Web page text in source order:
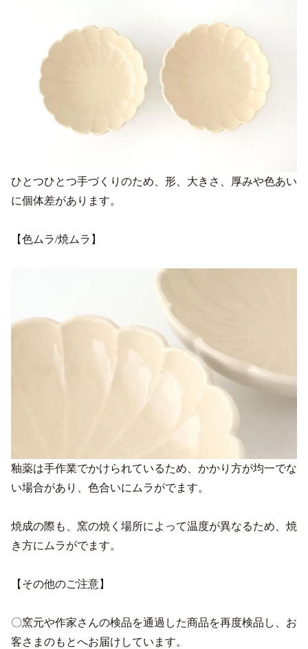
ひとつひとつ手づくりのため、形、大きさ、厚みや色あい
に個体差があります。
【色ムラ/焼ムラ】
釉薬は手作業でかけられているため、かかり方が均一でな
い場合があり、色合いにムラがでます。
焼成の際も、窯の焼く場所によって温度が異なるため、焼
き方にムラがでます。
【その他のご注意】
〇窯元や作家さんの検品を通過した商品を再度検品し、お
客さまのもとへお届けしています。